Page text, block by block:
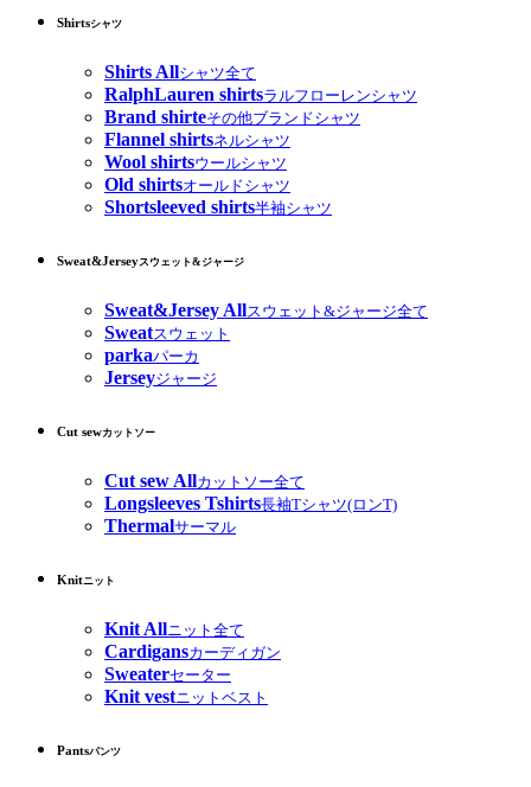
Shirtsシャツ
Shirts Allシャツ全て
RalphLauren shirtsラルフローレンシャツ
Brand shirteその他ブランドシャツ
Flannel shirtsネルシャツ
Wool shirtsウールシャツ
Old shirtsオールドシャツ
Shortsleeved shirts半袖シャツ
Sweat&Jerseyスウェット&ジャージ
Sweat&Jersey Allスウェット&ジャージ全て
Sweatスウェット
parkaパーカ
Jerseyジャージ
Cut sewカットソー
Cut sew Allカットソー全て
Longsleeves Tshirts長袖Tシャツ(ロンT)
Thermalサーマル
Knitニット
Knit Allニット全て
Cardigansカーディガン
Sweaterセーター
Knit vestニットベスト
Pantsパンツ